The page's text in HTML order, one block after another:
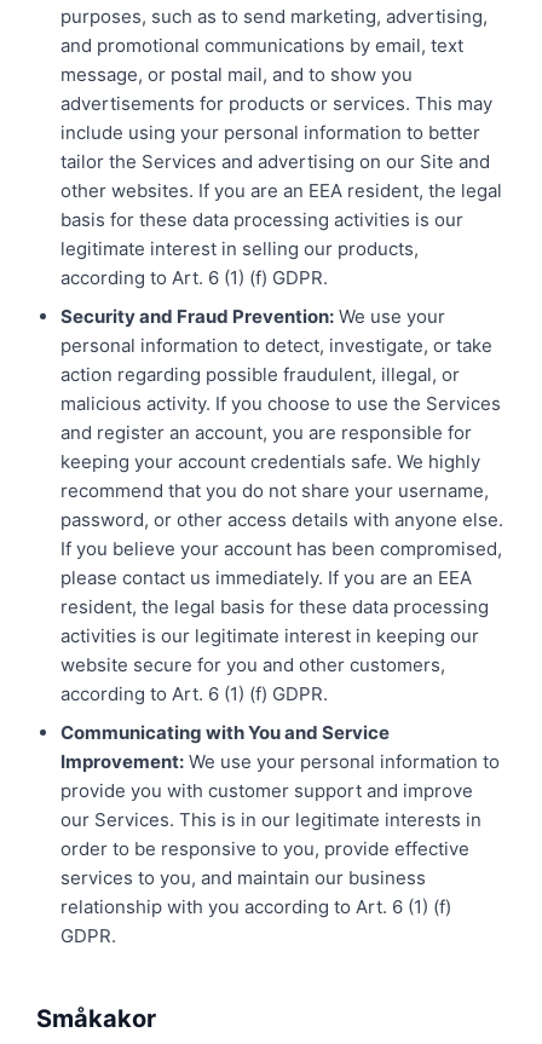
purposes, such as to send marketing, advertising,
and promotional communications by email, text
message, or postal mail, and to show you
advertisements for products or services. This may
include using your personal information to better
tailor the Services and advertising on our Site and
other websites. If you are an EEA resident, the legal
basis for these data processing activities is our
legitimate interest in selling our products,
according to Art. 6 (1) (f) GDPR.
Security and Fraud Prevention: We use your
personal information to detect, investigate, or take
action regarding possible fraudulent, illegal, or
malicious activity. If you choose to use the Services
and register an account, you are responsible for
keeping your account credentials safe. We highly
recommend that you do not share your username,
password, or other access details with anyone else.
If you believe your account has been compromised,
please contact us immediately. If you are an EEA
resident, the legal basis for these data processing
activities is our legitimate interest in keeping our
website secure for you and other customers,
according to Art. 6 (1) (f) GDPR.
Communicating with You and Service
Improvement: We use your personal information to
provide you with customer support and improve
our Services. This is in our legitimate interests in
order to be responsive to you, provide effective
services to you, and maintain our business
relationship with you according to Art. 6 (1) (f)
GDPR.
Småkakor